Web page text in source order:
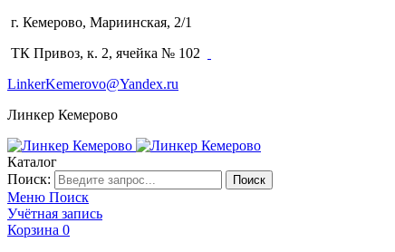
г. Кемерово, Мариинская, 2/1
ТК Привоз, к. 2, ячейка № 102
LinkerKemerovo@Yandex.ru
Линкер Кемерово
Каталог
Поиск:
Поиск
Меню Поиск
Учётная запись
Корзина 0